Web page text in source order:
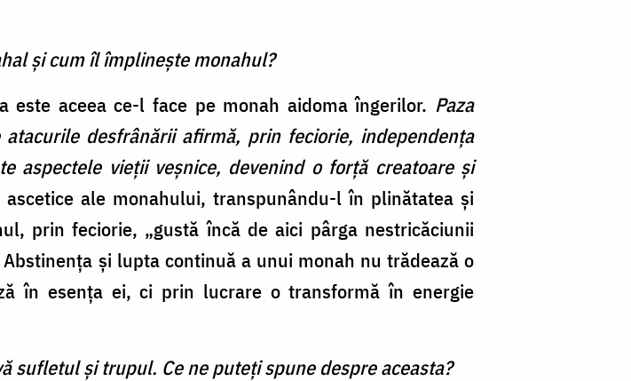
şi cum îl împlineşte monahul?
aceea ce-l face pe monah aidoma îngerilor. Paza
desfrânării afirmă, prin feciorie, independenţa
aspectele vieţii veşnice, devenind o forţă creatoare şi
ale monahului, transpunându-l în plinătatea şi
prin feciorie, „gustă încă de aici pârga nestricăciunii
şi lupta continuă a unui monah nu trădează o
în esenţa ei, ci prin lucrare o transformă în energie
sufletul şi trupul. Ce ne puteţi spune despre aceasta?